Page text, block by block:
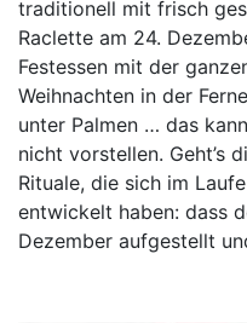
traditionell mit frisch
Raclette am 24.
Festessen mit der
Weihnachten in der
unter Palmen … das
nicht vorstellen. Geht’s
Rituale, die sich im
entwickelt haben: dass
Dezember aufgestellt